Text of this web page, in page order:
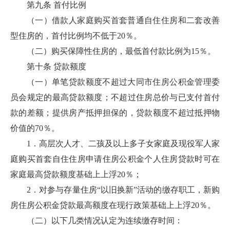
第九条 首付比例
（一）借款人家庭购买首套普通自住住房和二套改善
型住房的，首付比例均不低于20％。
（二）购买保障性住房的，最低首付款比例为15％。
第十条 贷款额度
（一）单笔贷款额度不超过大同市住房公积金管理委
员会规定的最高贷款额度；不超过住房总价与已支付首付
款的差额；提供房产抵押担保的，贷款额度不超过抵押物
价值的70％。
1．高层次人才、二孩及以上多子女家庭及现役军人家
庭购买首套自住住房申请住房公积金个人住房贷款时可在
家庭最高贷款额度基础上上浮20％；
2．对参与存量住房“以旧换新”活动的缴存职工，新购
房住房公积金贷款最高额度在现行政策基础上上浮20％。
（二）以下几类情况认定为连续缴存时间：